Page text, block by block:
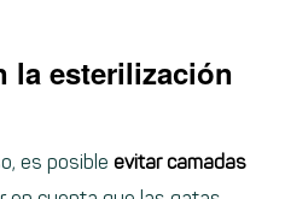
la esterilización
es posible evitar camadas